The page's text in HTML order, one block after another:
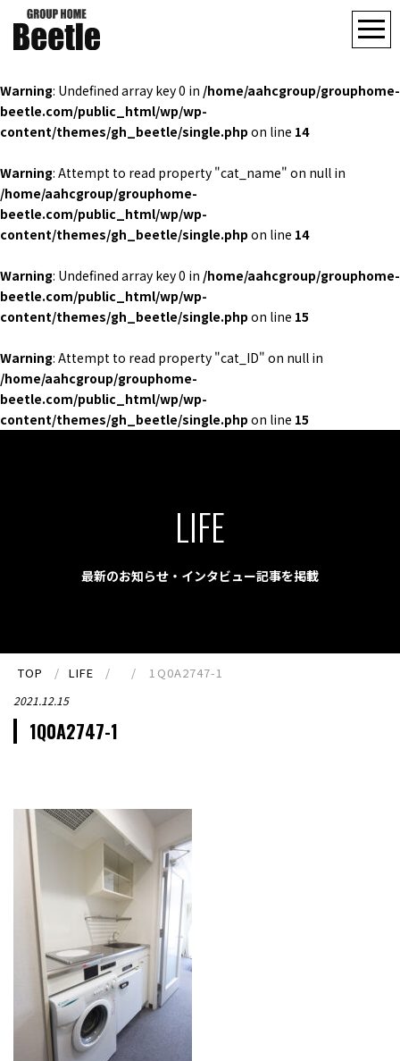
Warning: Undefined array key 0 in /home/aahcgroup/grouphome-
beetle.com/public_html/wp/wp-
content/themes/gh_beetle/single.php on line 14
Warning: Attempt to read property "cat_name" on null in
/home/aahcgroup/grouphome-
beetle.com/public_html/wp/wp-
content/themes/gh_beetle/single.php on line 14
Warning: Undefined array key 0 in /home/aahcgroup/grouphome-
beetle.com/public_html/wp/wp-
content/themes/gh_beetle/single.php on line 15
Warning: Attempt to read property "cat_ID" on null in
/home/aahcgroup/grouphome-
beetle.com/public_html/wp/wp-
content/themes/gh_beetle/single.php on line 15
LIFE
最新のお知らせ・インタビュー記事を掲載
TOP LIFE 1Q0A2747-1
2021.12.15
1Q0A2747-1